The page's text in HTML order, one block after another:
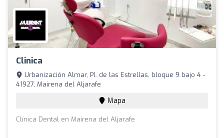
Clinica
Urbanización Almar, Pl. de las Estrellas, bloque 9 bajo 4 -
41927, Mairena del Aljarafe
Mapa
Clínica Dental en Mairena del Aljarafe